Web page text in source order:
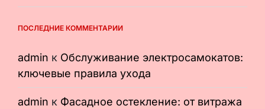
ПОСЛЕДНИЕ КОММЕНТАРИИ
admin к Обслуживание электросамокатов:
ключевые правила ухода
admin к Фасадное остекление: от витража